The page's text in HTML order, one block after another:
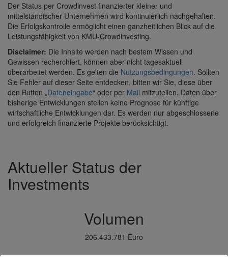
Der Status per Crowdinvest finanzierter kleiner und
mittelständischer Unternehmen wird kontinuierlich nachgehalten.
Die Erfolgskontrolle ermöglicht einen ganzheitlichen Blick auf die
Leistungsfähigkeit von KMU-Crowdinvesting.
Disclaimer: Die Inhalte werden nach bestem Wissen und
Gewissen recherchiert, können aber nicht tagesaktuell
überarbeitet werden. Es gelten die Nutzungsbedingungen. Sollten
Sie Fehler auf dieser Seite entdecken, bitten wir Sie, diese über
den Button „Dateneingabe“ oder per Mail mitzuteilen. Daten über
bisherige Entwicklungen stellen keine Prognose für künftige
wirtschaftliche Entwicklungen dar. Es werden nur abgeschlossene
und erfolgreich finanzierte Projekte berücksichtigt.
Aktueller Status der
Investments
Volumen
206.433.781 Euro
Investmentrunden